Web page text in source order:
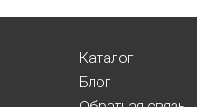
Каталог
Блог